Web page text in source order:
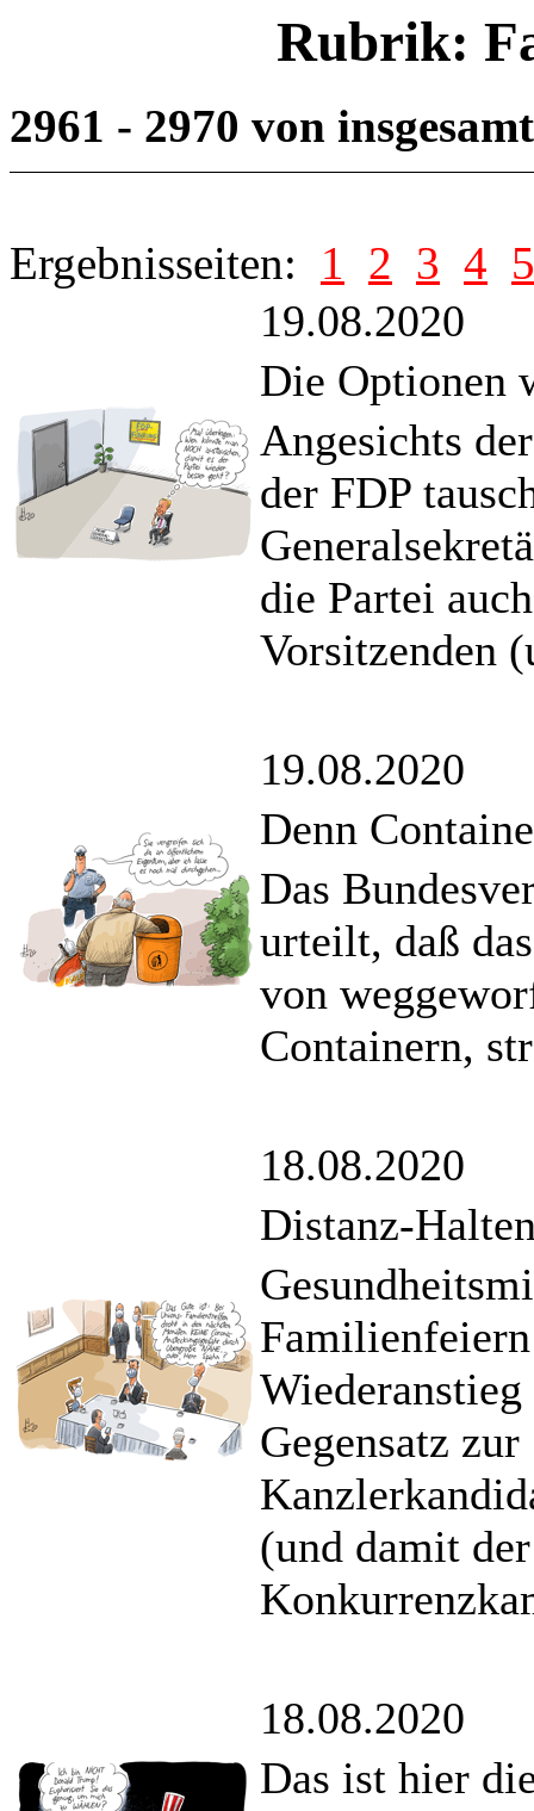
Rubrik:
2961 - 2970 von
Ergebnisseiten: 1 2 3 4 5
19.08.2020
Die Optionen
Angesichts
der FDP
die Partei
Vorsitzenden
19.08.2020
Denn
Das
urteilt, daß
von
Containern,
18.08.2020
Distanz-
Gegensatz
(und damit
18.08.2020
Das ist hier